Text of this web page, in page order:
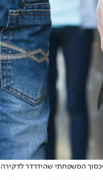
המשפחתי שהידרדר לדקירה